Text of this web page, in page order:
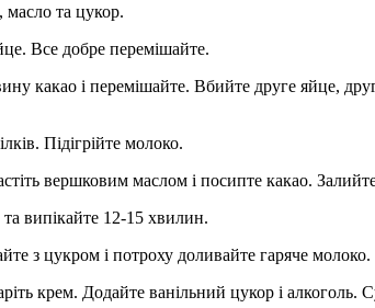
масло та цукор.
Все добре перемішайте.
какао і перемішайте. Вбийте друге яйце,
Підігрійте молоко.
вершковим маслом і посипте какао.
та випікайте 12-15 хвилин.
з цукром і потроху доливайте гаряче молоко.
крем. Додайте ванільний цукор і алкоголь.